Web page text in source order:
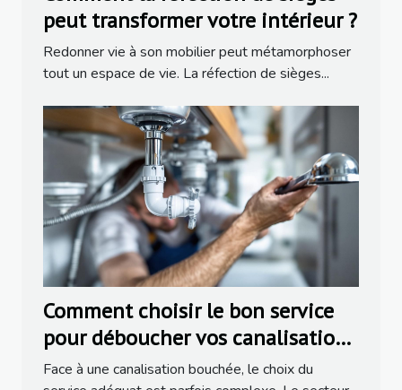
peut transformer votre intérieur ?
Redonner vie à son mobilier peut métamorphoser
tout un espace de vie. La réfection de sièges...
Comment choisir le bon service
pour déboucher vos canalisations
?
Face à une canalisation bouchée, le choix du